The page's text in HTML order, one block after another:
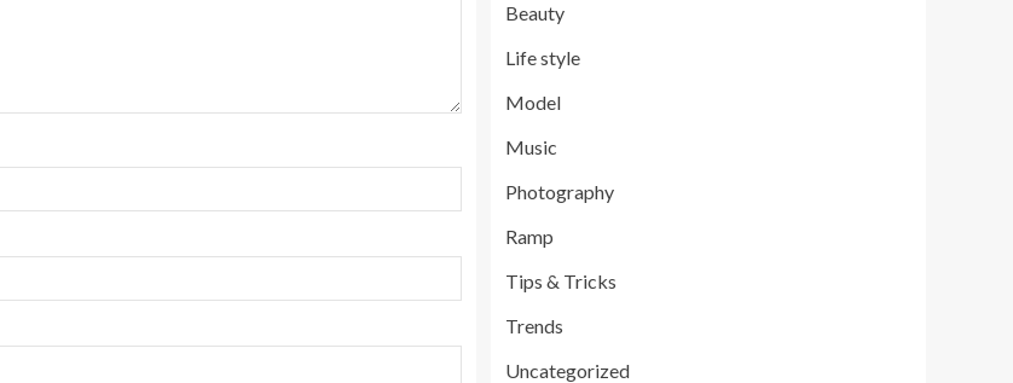
Beauty
Life style
Model
Music
Photography
Ramp
Tips & Tricks
Trends
Uncategorized